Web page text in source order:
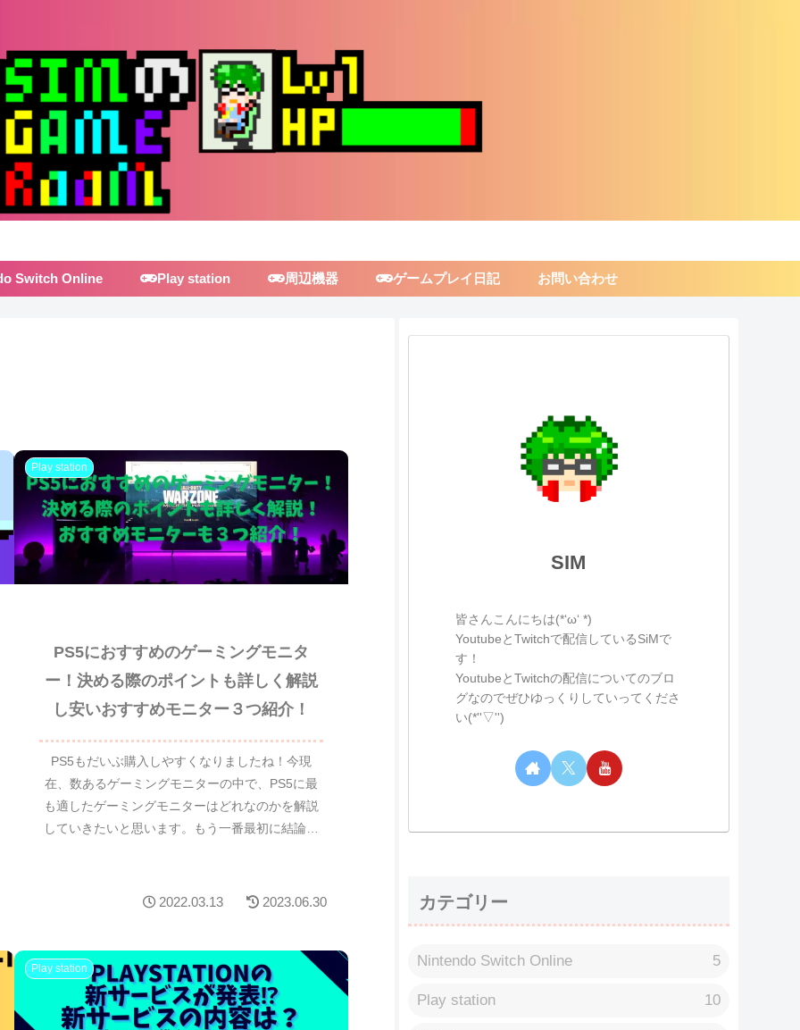
Switch Online Play station 周辺機器 ゲームプレイ日記 お問い合わせ
Play station
PS5におすすめのゲーミングモニタ
ー！決める際のポイントも詳しく解説
し安いおすすめモニター３つ紹介！
も適したゲーミングモニターはどれなのかを解説
ニターは変わってき...
2022.03.13 2023.06.30
SIM
皆さんこんにちは(*‘ω‘ *)
YoutubeとTwitchで配信しているSiMで
す！
YoutubeとTwitchの配信についてのブロ
グなのでぜひゆっくりしていってくださ
い(*''▽'')
カテゴリー
Nintendo Switch Online 5
Play station 10